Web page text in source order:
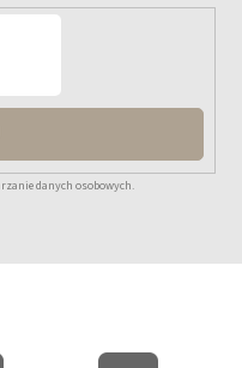
danych osobowych.